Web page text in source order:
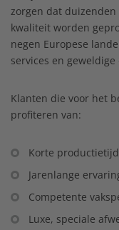
zorgen dat
kwaliteit worden
negen Europese
services en
Klanten die voor het
profiteren van:
Korte
Jarenlange
Competente
Luxe, speciale